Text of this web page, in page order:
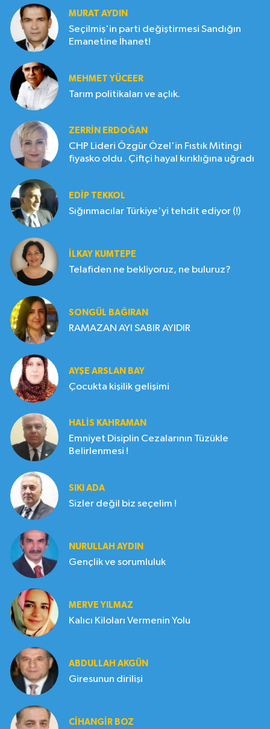
MURAT AYDIN
Seçilmiş'in parti değiştirmesi Sandığın
Emanetine İhanet!
MEHMET YÜCEER
Tarım politikaları ve açlık.
ZERRIN ERDOĞAN
CHP Lideri Özgür Özel'in Fıstık Mitingi
fiyasko oldu . Çiftçi hayal kırıklığına uğradı
EDIP TEKKOL
Sığınmacılar Türkiye'yi tehdit ediyor (!)
İLKAY KUMTEPE
Telafiden ne bekliyoruz, ne buluruz?
SONGÜL BAĞIRAN
RAMAZAN AYI SABIR AYIDIR
AYŞE ARSLAN BAY
Çocukta kişilik gelişimi
HALIS KAHRAMAN
Emniyet Disiplin Cezalarının Tüzükle
Belirlenmesi !
SIKI ADA
Sizler değil biz seçelim !
NURULLAH AYDIN
Gençlik ve sorumluluk
MERVE YILMAZ
Kalıcı Kiloları Vermenin Yolu
ABDULLAH AKGÜN
Giresunun dirilişi
CIHANGIR BOZ